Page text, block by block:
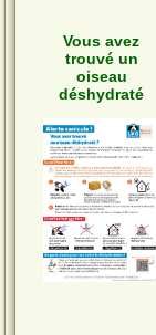
Vous avez
trouvé un
oiseau
déshydraté